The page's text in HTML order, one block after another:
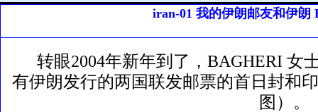
iran-01 我的伊朗邮友和伊朗
转眼2004年新年到了，BAGHERI 女
有伊朗发行的两国联发邮票的首日封和
图）。